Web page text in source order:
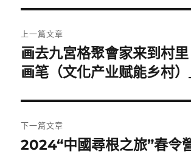
章
導
覽
上一篇文章
上
一
文
章:
画去九宮格聚會家来到村
画笔（文化产业赋能乡村
下一篇文章
下
2024“中國尋根之旅”春